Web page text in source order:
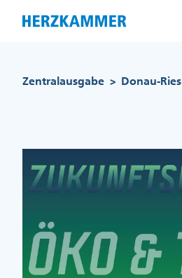
Zentralausgabe > Donau-Ries